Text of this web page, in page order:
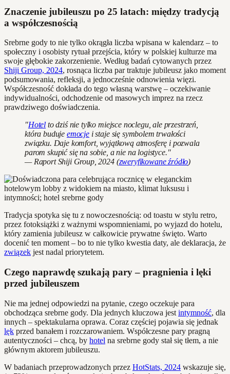
Znaczenie jubileuszu po 25 latach: między tradycją
a współczesnością
Srebrne gody to nie tylko okrągła liczba wpisana w kalendarz – to
społeczny i osobisty rytuał przejścia, który w polskiej kulturze ma
swoje głębokie zakorzenienie. Według badań cytowanych przez
Shiji Group, 2024, rosnąca liczba par traktuje jubileusz jako moment
podsumowania, refleksji, a jednocześnie odnowienia więzi.
Współczesność dokłada do tego własną warstwę – oczekiwanie
indywidualności, odchodzenie od masowych imprez na rzecz
prawdziwego doświadczenia.
"Hotel to dziś nie tylko miejsce noclegu, ale przestrzeń,
która buduje emocjei staje się symbolem trwałości
związku. Daje komfort, wyjątkową atmosferę i pozwala
parom skupić się na sobie, a nie na logistyce."
— Raport Shiji Group, 2024 (zweryfikowane źródło)
Tradycja spotyka się tu z nowoczesnością: od toastu w stylu retro,
przez fotoksiążki z ważnymi wspomnieniami, po wyjazd do hotelu,
który zamienia jubileusz w całkowicie prywatne święto. Warto
docenić ten moment – bo to nie tylko kwestia daty, ale deklaracja, że
związek jest nadal priorytetem.
Czego naprawdę szukają pary – pragnienia i lęki
przed jubileuszem
Nie ma jednej odpowiedzi na pytanie, czego oczekuje para
obchodząca srebrne gody. Dla jednych kluczowa jest intymność, dla
innych – spektakularna oprawa. Coraz częściej pojawia się jednak
lęk przed banałem i rozczarowaniem. Współczesne pary pragną
autentyczności – chcą, by hotel na srebrne gody stał się tłem, a nie
głównym aktorem jubileuszu.
W badaniach przeprowadzonych przez HotStats, 2024 wskazuje się,